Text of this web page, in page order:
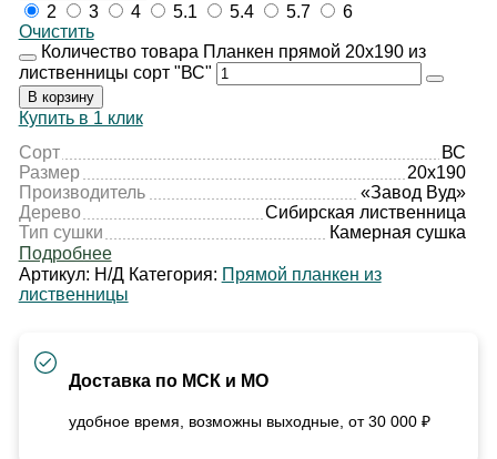
2 3 4 5.1 5.4 5.7
6
Очистить
Количество товара Планкен прямой 20х190 из
лиственницы сорт "ВС"
В корзину
Купить в 1 клик
Сорт
ВС
Размер
20х190
Производитель
«Завод Вуд»
Дерево
Сибирская лиственница
Тип сушки
Камерная сушка
Подробнее
Артикул: Н/Д Категория: Прямой планкен из
лиственницы
Доставка по МСК и МО
удобное время, возможны выходные, от 30 000 ₽